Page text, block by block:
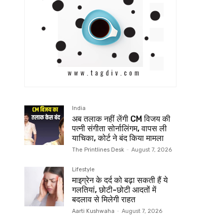
India
अब तलाक नहीं लेंगी CM विजय की
पत्नी संगीता सोर्नालिंगम, वापस ली
याचिका, कोर्ट ने बंद किया मामला
The Printlines Desk - August 7, 2026
Lifestyle
माइग्रेन के दर्द को बढ़ा सकती हैं ये
गलतियां, छोटी-छोटी आदतों में
बदलाव से मिलेगी राहत
Aarti Kushwaha - August 7, 2026